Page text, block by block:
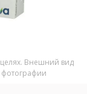
Внешний вид
фотографии